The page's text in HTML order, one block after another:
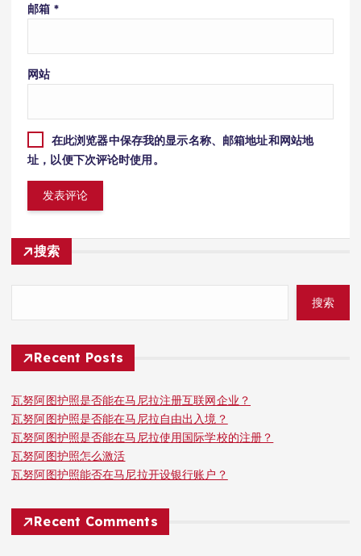
邮箱 *
网站
在此浏览器中保存我的显示名称、邮箱地址和网站地
址，以便下次评论时使用。
搜索
搜索
Recent Posts
瓦努阿图护照是否能在马尼拉注册互联网企业？
瓦努阿图护照是否能在马尼拉自由出入境？
瓦努阿图护照是否能在马尼拉使用国际学校的注册？
瓦努阿图护照怎么激活
瓦努阿图护照能否在马尼拉开设银行账户？
Recent Comments